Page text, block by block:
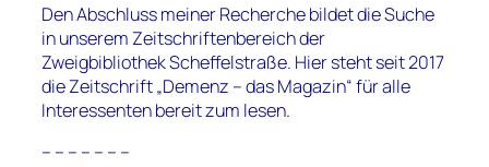
Den Abschluss meiner Recherche bildet die Suche
in unserem Zeitschriftenbereich der
Zweigbibliothek Scheffelstraße. Hiersteht seit 2017
die Zeitschrift „Demenz – das Magazin“ für alle
Interessenten bereit zum lesen.
– – – – – – –